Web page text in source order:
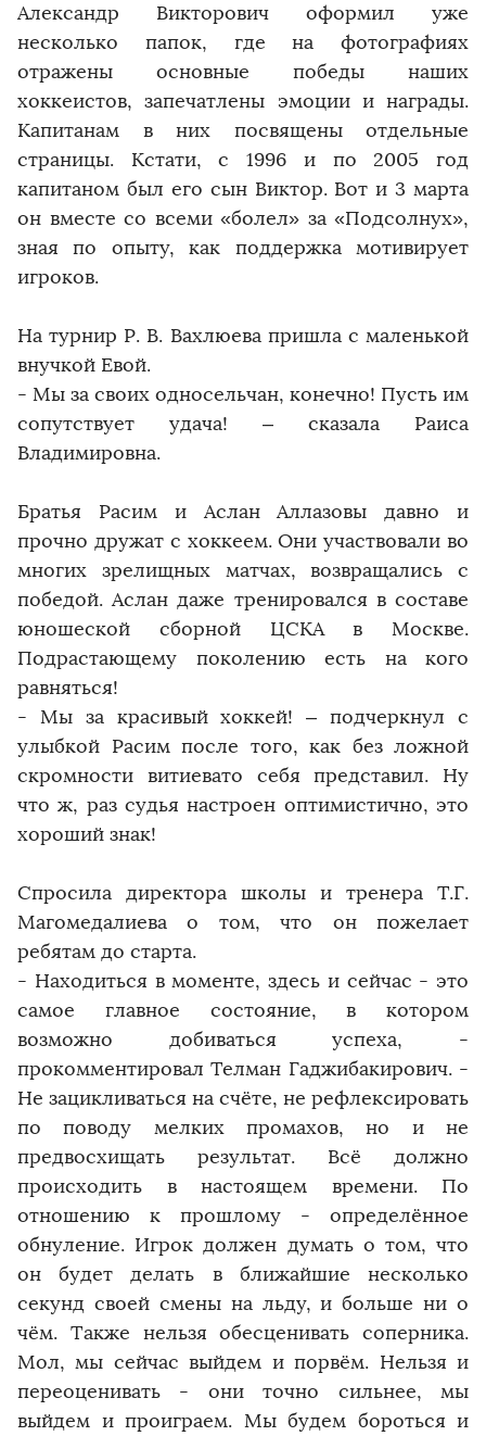
Александр Викторович оформил уже
несколько папок, где на фотографиях
отражены основные победы наших
хоккеистов, запечатлены эмоции и награды.
Капитанам в них посвящены отдельные
страницы. Кстати, с 1996 и по 2005 год
капитаном был его сын Виктор. Вот и 3 марта
он вместе со всеми «болел» за «Подсолнух»,
зная по опыту, как поддержка мотивирует
игроков.
На турнир Р. В. Вахлюева пришла с маленькой
внучкой Евой.
- Мы за своих односельчан, конечно! Пусть им
сопутствует удача! – сказала Раиса
Владимировна.
Братья Расим и Аслан Аллазовы давно и
прочно дружат с хоккеем. Они участвовали во
многих зрелищных матчах, возвращались с
победой. Аслан даже тренировался в составе
юношеской сборной ЦСКА в Москве.
Подрастающему поколению есть на кого
равняться!
- Мы за красивый хоккей! – подчеркнул с
улыбкой Расим после того, как без ложной
скромности витиевато себя представил. Ну
что ж, раз судья настроен оптимистично, это
хороший знак!
Спросила директора школы и тренера Т.Г.
Магомедалиева о том, что он пожелает
ребятам до старта.
- Находиться в моменте, здесь и сейчас - это
самое главное состояние, в котором
возможно добиваться успеха, -
прокомментировал Телман Гаджибакирович. -
Не зацикливаться на счёте, не рефлексировать
по поводу мелких промахов, но и не
предвосхищать результат. Всё должно
происходить в настоящем времени. По
отношению к прошлому - определённое
обнуление. Игрок должен думать о том, что
он будет делать в ближайшие несколько
секунд своей смены на льду, и больше ни о
чём. Также нельзя обесценивать соперника.
Мол, мы сейчас выйдем и порвём. Нельзя и
переоценивать - они точно сильнее, мы
выйдем и проиграем. Мы будем бороться и